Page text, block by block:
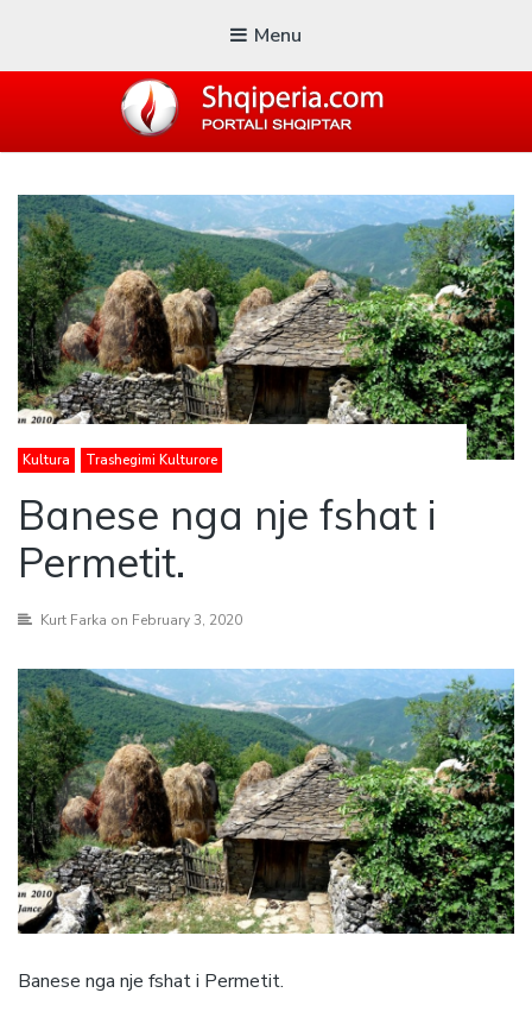
Menu
Blogu i ShqiperiaCom
Kultura Trashegimi Kulturore
Banese nga nje fshat i
Permetit.
Kurt Farka on February 3, 2020
Banese nga nje fshat i Permetit.